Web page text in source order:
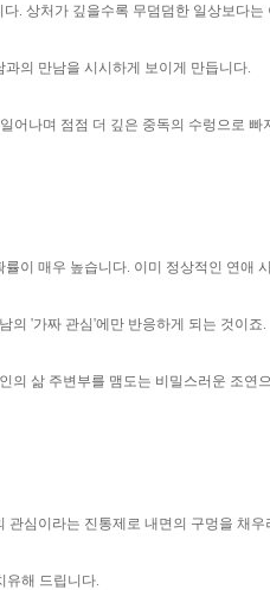
. 상처가 깊을수록 무덤덤한 일상보다는
의 만남을 시시하게 보이게 만듭니다.
어나며 점점 더 깊은 중독의 수렁으로 빠
이 매우 높습니다. 이미 정상적인 연애
의 '가짜 관심'에만 반응하게 되는 것이죠.
의 삶 주변부를 맴도는 비밀스러운 조연
심이라는 진통제로 내면의 구멍을 채
해 드립니다.